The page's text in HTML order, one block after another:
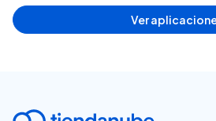
Ver